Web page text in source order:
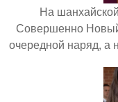
На
Совершенно
очередной наряд, а